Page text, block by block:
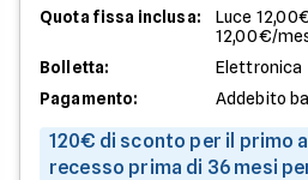
Quota fissa inclusa:
Luce
12,00€/
Bolletta:
Elettronica
Pagamento:
Addebito
120€ di sconto per il primo
recesso prima di 36 mesi